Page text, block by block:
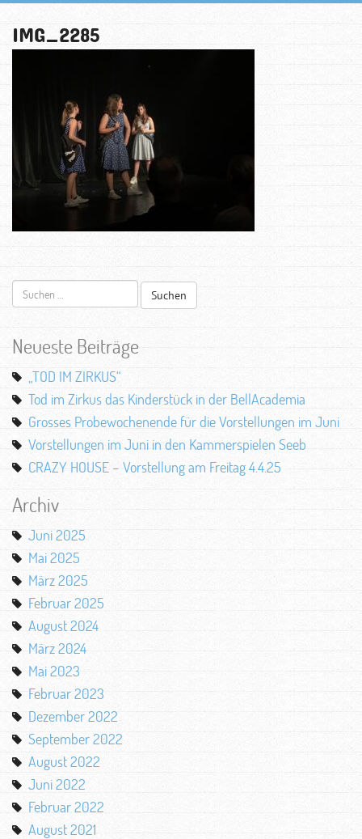
IMG_2285
Suchen
nach:
Neueste Beiträge
„TOD IM ZIRKUS“
Tod im Zirkus das Kinderstück in der BellAcademia
Grosses Probewochenende für die Vorstellungen im Juni
Vorstellungen im Juni in den Kammerspielen Seeb
CRAZY HOUSE – Vorstellung am Freitag 4.4.25
Archiv
Juni 2025
Mai 2025
März 2025
Februar 2025
August 2024
März 2024
Mai 2023
Februar 2023
Dezember 2022
September 2022
August 2022
Juni 2022
Februar 2022
August 2021